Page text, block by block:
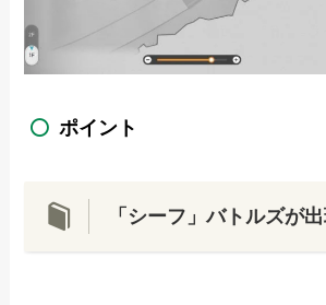
ポイント
「シーフ」バトルズが